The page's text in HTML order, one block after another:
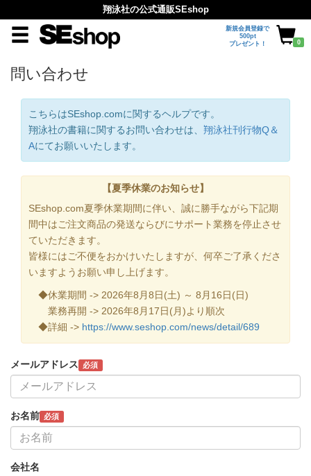
翔泳社の公式通販SEshop
新規会員登録で
500pt
プレゼント！
0
問い合わせ
こちらはSEshop.comに関するヘルプです。
翔泳社の書籍に関するお問い合わせは、 翔泳社刊行物Q＆
Aにてお願いいたします。
【夏季休業のお知らせ】
SEshop.com夏季休業期間に伴い、誠に勝手ながら下記期
間中はご注文商品の発送ならびにサポート業務を停止させ
ていただきます。
皆様にはご不便をおかけいたしますが、何卒ご了承くださ
いますようお願い申し上げます。
◆休業期間 -> 2026年8月8日(土) ～ 8月16日(日)
業務再開 -> 2026年8月17日(月)より順次
◆詳細 -> https://www.seshop.com/news/detail/689
メールアドレス 必須
お名前 必須
会社名